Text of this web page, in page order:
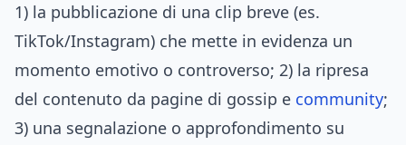
1) la pubblicazione di una clip breve (es.
TikTok/Instagram) che mette in evidenza un
momento emotivo o controverso; 2) la ripresa
del contenuto da pagine di gossip e community;
3) una segnalazione o approfondimento su